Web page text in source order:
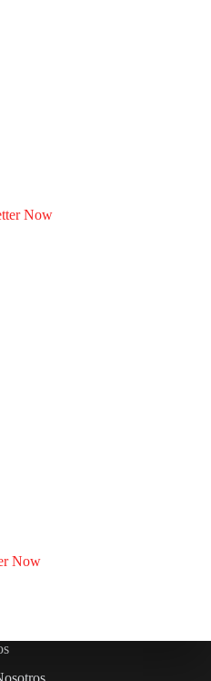
Now